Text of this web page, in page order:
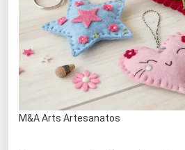
M&A Arts Artesanatos